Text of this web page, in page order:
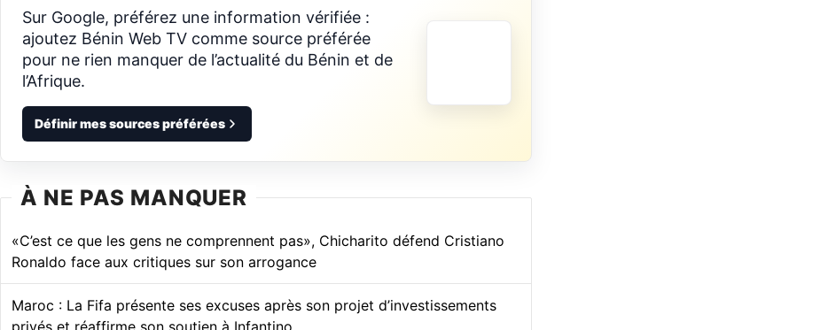
Sur Google, préférez une information vérifiée :
ajoutez Bénin Web TV comme source préférée
pour ne rien manquer de l’actualité du Bénin et de
l’Afrique.
Définir mes sources préférées
À NE PAS MANQUER
«C’est ce que les gens ne comprennent pas», Chicharito défend Cristiano
Ronaldo face aux critiques sur son arrogance
Maroc : La Fifa présente ses excuses après son projet d’investissements